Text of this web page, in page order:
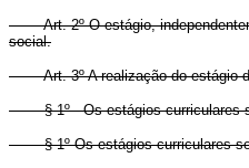
Art. 2º O estágio,
social.
Art. 3º A realização do estágio
§ 1º - Os estágios curriculares
§ 1º Os estágios